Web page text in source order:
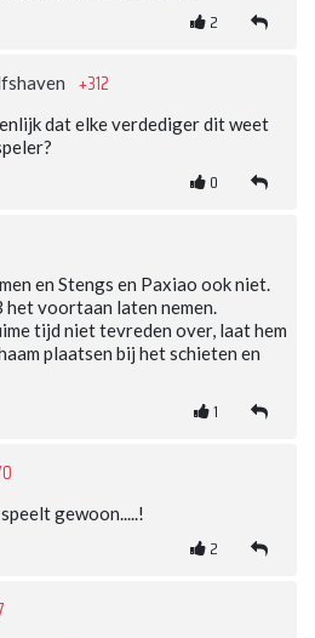
2
+312
dat elke verdediger dit weet
0
en Stengs en Paxiao ook niet.
het voortaan laten nemen.
tijd niet tevreden over, laat hem
plaatsen bij het schieten en
1
gewoon.....!
2